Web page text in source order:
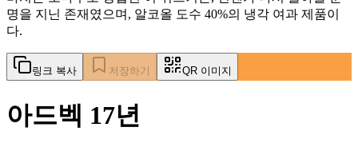
명을 지닌 존재였으며, 알코올 도수 40%의 냉각 여과 제품이
다.
링크 복사 저장하기 QR 이미지
아드벡 17년